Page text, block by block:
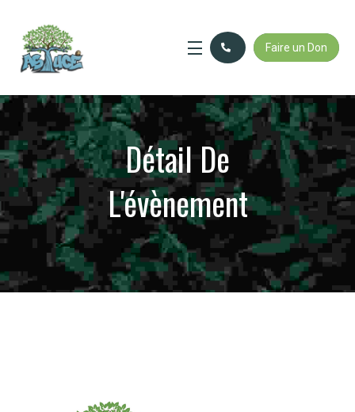
Faire un Don
Détail De
L'évènement